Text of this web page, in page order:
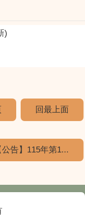
)
回最上面
公告】115年第1...